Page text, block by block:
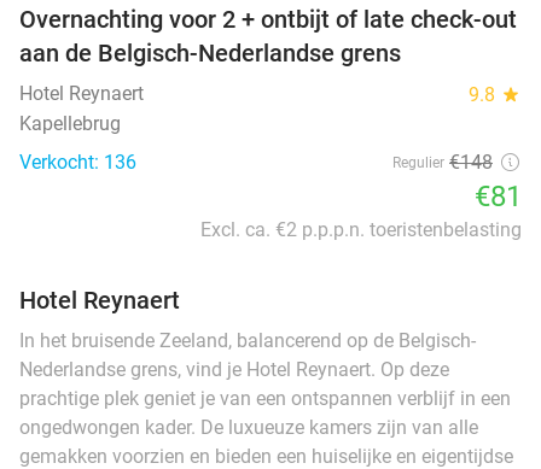
Overnachting voor 2 + ontbijt of late check-out
aan de Belgisch-Nederlandse grens
Hotel Reynaert 9.8 star
Kapellebrug
Verkocht: 136
Regulier €148
€81
Excl. ca. €2 p.p.p.n. toeristenbelasting
Hotel Reynaert
In het bruisende Zeeland, balancerend op de Belgisch-
Nederlandse grens, vind je Hotel Reynaert. Op deze
prachtige plek geniet je van een ontspannen verblijf in een
ongedwongen kader. De luxueuze kamers zijn van alle
gemakken voorzien en bieden een huiselijke en eigentijdse